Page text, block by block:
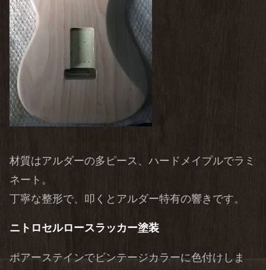
材質はアルダーの多ピース、ハードメイプルでラミ
ネート。
丁寧な整形で、叩くとアルダー特有の響きです。
ニトロセルロースラッカー塗装
ポアーステインでビンテージカラーに色付けしま